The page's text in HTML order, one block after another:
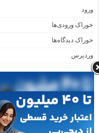
ورود
خوراک ورودی‌ها
خوراک دیدگاه‌ها
وردپرس